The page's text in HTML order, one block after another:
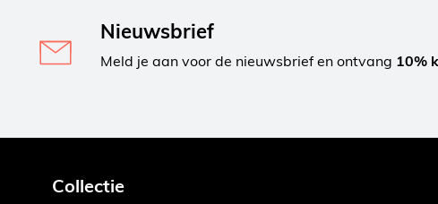
Nieuwsbrief
Meld je aan voor de nieuwsbrief en ontvang 10%
Collectie